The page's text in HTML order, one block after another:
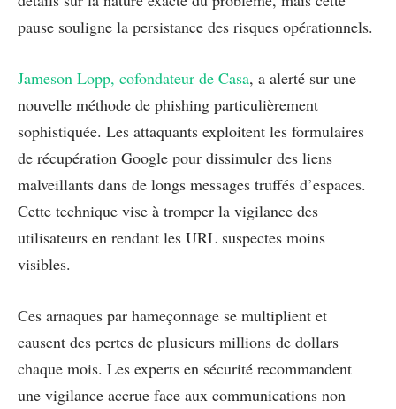
pause souligne la persistance des risques opérationnels.
Jameson Lopp, cofondateur de Casa, a alerté sur une
nouvelle méthode de phishing particulièrement
sophistiquée. Les attaquants exploitent les formulaires
de récupération Google pour dissimuler des liens
malveillants dans de longs messages truffés d’espaces.
Cette technique vise à tromper la vigilance des
utilisateurs en rendant les URL suspectes moins
visibles.
Ces arnaques par hameçonnage se multiplient et
causent des pertes de plusieurs millions de dollars
chaque mois. Les experts en sécurité recommandent
une vigilance accrue face aux communications non